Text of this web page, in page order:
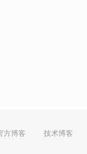
方博客 技术博客